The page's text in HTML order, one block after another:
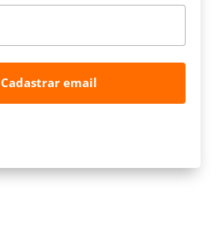
Cadastrar email